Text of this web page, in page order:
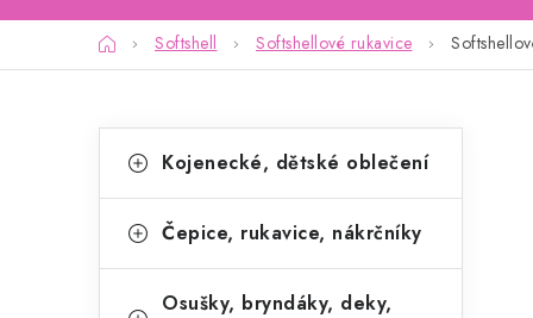
DomůSoftshell Softshellové rukavice
o
t
kategorie
a
e
Kojenecké, dětské oblečení
Čepice, rukavice, nákrčníky
Osušky, bryndáky, deky,